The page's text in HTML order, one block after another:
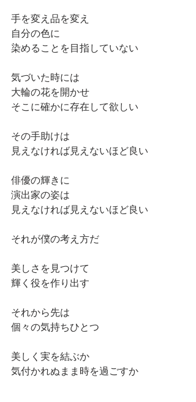
手を変え品を変え
自分の色に
染めることを目指していない
気づいた時には
大輪の花を開かせ
そこに確かに存在して欲しい
その手助けは
見えなければ見えないほど良い
俳優の輝きに
演出家の姿は
見えなければ見えないほど良い
それが僕の考え方だ
美しさを見つけて
輝く役を作り出す
それから先は
個々の気持ちひとつ
美しく実を結ぶか
気付かれぬまま時を過ごすか